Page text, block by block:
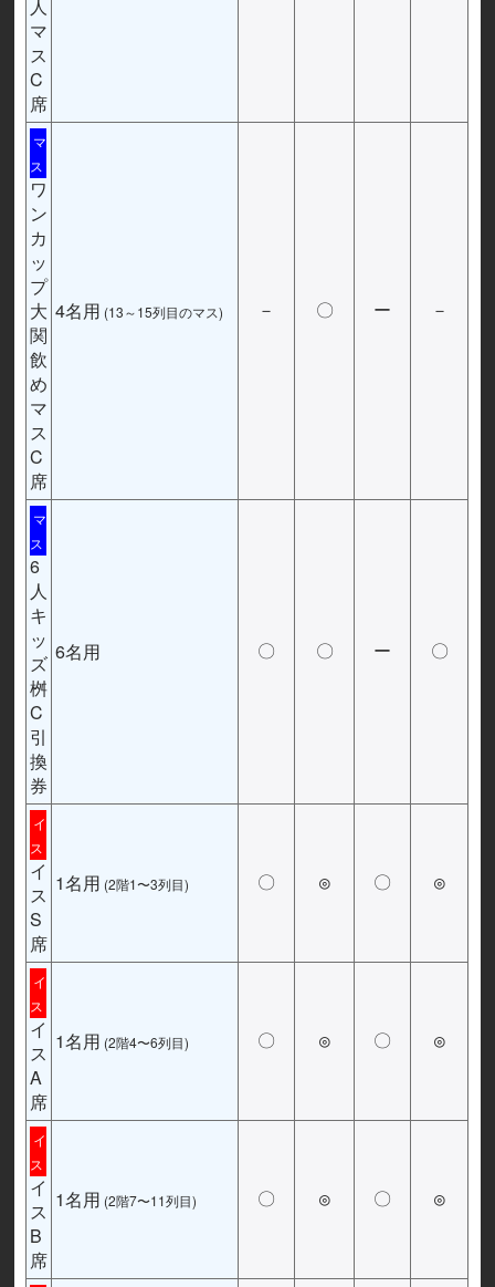
人
マ
ス
C
席
マ
ス
ワ
ン
カ
ッ
プ
大
関
飲
め
マ
ス
C
席
4名用 (13～15列目のマス) － 〇 ー －
マ
ス
6
人
キ
ッ
ズ
桝
C
引
換
券
6名用 〇 〇 ー 〇
イ
ス
イ
ス
S
席
1名用 (2階1〜3列目) 〇 ◎ 〇 ◎
イ
ス
イ
ス
A
席
1名用 (2階4〜6列目) 〇 ◎ 〇 ◎
イ
ス
イ
ス
B
席
1名用 (2階7〜11列目) 〇 ◎ 〇 ◎